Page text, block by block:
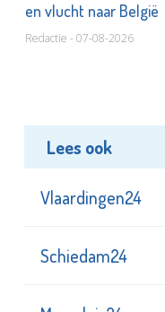
en vlucht naar België
Redactie - 07-08-2026
Lees ook
Vlaardingen24
Schiedam24